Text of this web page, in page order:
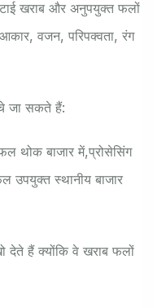
खराब और अनुपयुक्त फलों
वजन, परिपक्वता, रंग
जा सकते हैं:
थोक बाजार में,प्रोसेसिंग
उपयुक्त स्थानीय बाजार
देते हैं क्योंकि वे खराब फलों